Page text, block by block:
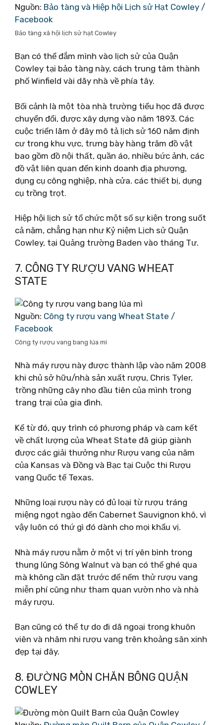
Nguồn: Bảo tàng và Hiệp hội Lịch sử Hạt Cowley /
Facebook
Bảo tàng xã hội lịch sử hạt Cowley
Bạn có thể đắm mình vào lịch sử của Quận
Cowley tại bảo tàng này, cách trung tâm thành
phố Winfield vài dãy nhà về phía tây.
Bối cảnh là một tòa nhà trường tiểu học đã được
chuyển đổi, được xây dựng vào năm 1893. Các
cuộc triển lãm ở đây mô tả lịch sử 160 năm định
cư trong khu vực, trưng bày hàng trăm đồ vật
bao gồm đồ nội thất, quần áo, nhiều bức ảnh, các
đồ vật liên quan đến kinh doanh địa phương,
dụng cụ công nghiệp, nhà cửa. các thiết bị, dụng
cụ trồng trọt.
Hiệp hội lịch sử tổ chức một số sự kiện trong suốt
cả năm, chẳng hạn như Kỷ niệm Lịch sử Quận
Cowley, tại Quảng trường Baden vào tháng Tư.
7. CÔNG TY RƯỢU VANG WHEAT
STATE
Nguồn: Công ty rượu vang Wheat State /
Facebook
Công ty rượu vang bang lúa mì
Nhà máy rượu này được thành lập vào năm 2008
khi chủ sở hữu/nhà sản xuất rượu, Chris Tyler,
trồng những cây nho đầu tiên của mình trong
trang trại của gia đình.
Kể từ đó, quy trình có phương pháp và cam kết
về chất lượng của Wheat State đã giúp giành
được các giải thưởng như Rượu vang của năm
của Kansas và Đồng và Bạc tại Cuộc thi Rượu
vang Quốc tế Texas.
Những loại rượu này có đủ loại từ rượu tráng
miệng ngọt ngào đến Cabernet Sauvignon khô, vì
vậy luôn có thứ gì đó dành cho mọi khẩu vị.
Nhà máy rượu nằm ở một vị trí yên bình trong
thung lũng Sông Walnut và bạn có thể ghé qua
mà không cần đặt trước để nếm thử rượu vang
miễn phí cũng như tham quan vườn nho và nhà
máy rượu.
Bạn cũng có thể tự do đi dã ngoại trong khuôn
viên và nhâm nhi rượu vang trên khoảng sân xinh
đẹp tại đây.
8. ĐƯỜNG MÒN CHĂN BÔNG QUẬN
COWLEY